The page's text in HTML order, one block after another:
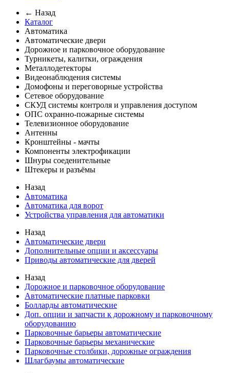
← Назад
Каталог
Автоматика
Автоматические двери
Дорожное и парковочное оборудование
Турникеты, калитки, ограждения
Металлодетекторы
Видеонаблюдения cистемы
Домофоны и переговорные устройства
Сетевое оборудование
СКУД системы контроля и управления доступом
ОПС охранно-пожарные системы
Телевизионное оборудование
Антенны
Кронштейны - мачты
Компоненты электрофикации
Шнуры соеденительные
Штекеры и разъёмы
Назад
Автоматика
Автоматика для ворот
Устройства управления для автоматики
Назад
Автоматические двери
Дополнительные опции и аксессуары
Приводы автоматические для дверей
Назад
Дорожное и парковочное оборудование
Автоматические платные парковки
Болларды автоматические
Доп. опции и запчасти к дорожному и парковочному
оборудованию
Парковочные барьеры автоматические
Парковочные барьеры механические
Парковочные столбики, дорожные ограждения
Шлагбаумы автоматические